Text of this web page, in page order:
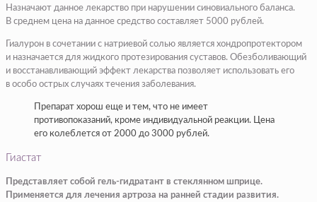
Назначают данное лекарство при нарушении синовиального баланса.
В среднем цена на данное средство составляет 5000 рублей.
Гиалурон в сочетании с натриевой солью является хондропротектором
и назначается для жидкого протезирования суставов. Обезболивающий
и восстанавливающий эффект лекарства позволяет использовать его
в особо острых случаях течения заболевания.
Препарат хорош еще и тем, что не имеет
противопоказаний, кроме индивидуальной реакции. Цена
его колеблется от 2000 до 3000 рублей.
Гиастат
Представляет собой гель-гидратант в стеклянном шприце.
Применяется для лечения артроза на ранней стадии развития.